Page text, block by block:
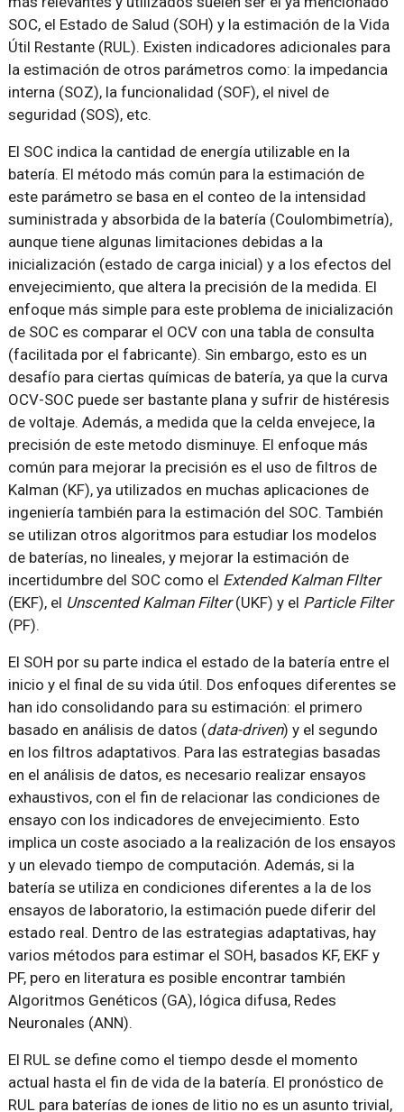
SOC, el Estado de Salud (SOH) y la estimación de la Vida
Útil Restante (RUL). Existen indicadores adicionales para
la estimación de otros parámetros como: la impedancia
interna (SOZ), la funcionalidad (SOF), el nivel de
seguridad (SOS), etc.
El SOC indica la cantidad de energía utilizable en la
batería. El método más común para la estimación de
este parámetro se basa en el conteo de la intensidad
suministrada y absorbida de la batería (Coulombimetría),
aunque tiene algunas limitaciones debidas a la
inicialización (estado de carga inicial) y a los efectos del
envejecimiento, que altera la precisión de la medida. El
enfoque más simple para este problema de inicialización
de SOC es comparar el OCV con una tabla de consulta
(facilitada por el fabricante). Sin embargo, esto es un
desafío para ciertas químicas de batería, ya que la curva
OCV-SOC puede ser bastante plana y sufrir de histéresis
de voltaje. Además, a medida que la celda envejece, la
precisión de este metodo disminuye. El enfoque más
común para mejorar la precisión es el uso de filtros de
Kalman (KF), ya utilizados en muchas aplicaciones de
ingeniería también para la estimación del SOC. También
se utilizan otros algoritmos para estudiar los modelos
de baterías, no lineales, y mejorar la estimación de
incertidumbre del SOC como el Extended Kalman FIlter
(EKF), el Unscented Kalman Filter(UKF) y el Particle Filter
(PF).
El SOH por su parte indica el estado de la batería entre el
inicio y el final de su vida útil. Dos enfoques diferentes se
han ido consolidando para su estimación: el primero
basado en análisis de datos (data-driven) y el segundo
en los filtros adaptativos. Para las estrategias basadas
en el análisis de datos, es necesario realizar ensayos
exhaustivos, con el fin de relacionar las condiciones de
ensayo con los indicadores de envejecimiento. Esto
implica un coste asociado a la realización de los ensayos
y un elevado tiempo de computación. Además, si la
batería se utiliza en condiciones diferentes a la de los
ensayos de laboratorio, la estimación puede diferir del
estado real. Dentro de las estrategias adaptativas, hay
varios métodos para estimar el SOH, basados KF, EKF y
PF, pero en literatura es posible encontrar también
Algoritmos Genéticos (GA), lógica difusa, Redes
Neuronales (ANN).
El RUL se define como el tiempo desde el momento
actual hasta el fin de vida de la batería. El pronóstico de
RUL para baterías de iones de litio no es un asunto trivial,